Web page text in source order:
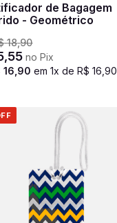
de Bagagem
- Geométrico
18,90
,55 no Pix
16 90 em1x deR$ 16 ,90